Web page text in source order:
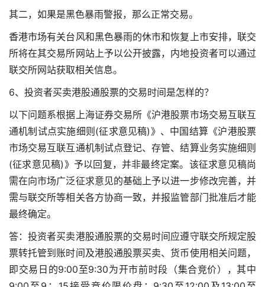
其二，如果是黑色暴雨警报，那么正常交易。
香港市场有关台风和黑色暴雨的休市和恢复上市安排，联交
所将在其交易所网站上予以公开披露，内地投资者可以通过
联交所网站获取相关信息。
6、投资者买卖港股通股票的交易时间是怎样的？
以下问题系根据上海证券交易所《沪港股票市场交易互联互
通机制试点实施细则(征求意见稿)》、中国结算《沪港股票
市场交易互联互通机制试点登记、存管、结算业务实施细则
(征求意见稿)》予以回复，并非最终定案。该征求意见稿尚
需在向市场广泛征求意见的基础上予以进一步修改完善，并
需与联交所等相关各方协商一致，并报监管部门批准后才能
最终确定。
答：投资者买卖港股通股票的交易时间应遵守联交所规定股
票转托管到账时间及港股通股票买卖、货币使用相关问题，
即交易日的9:00至9:30为开市前时段（集合竞价），其中